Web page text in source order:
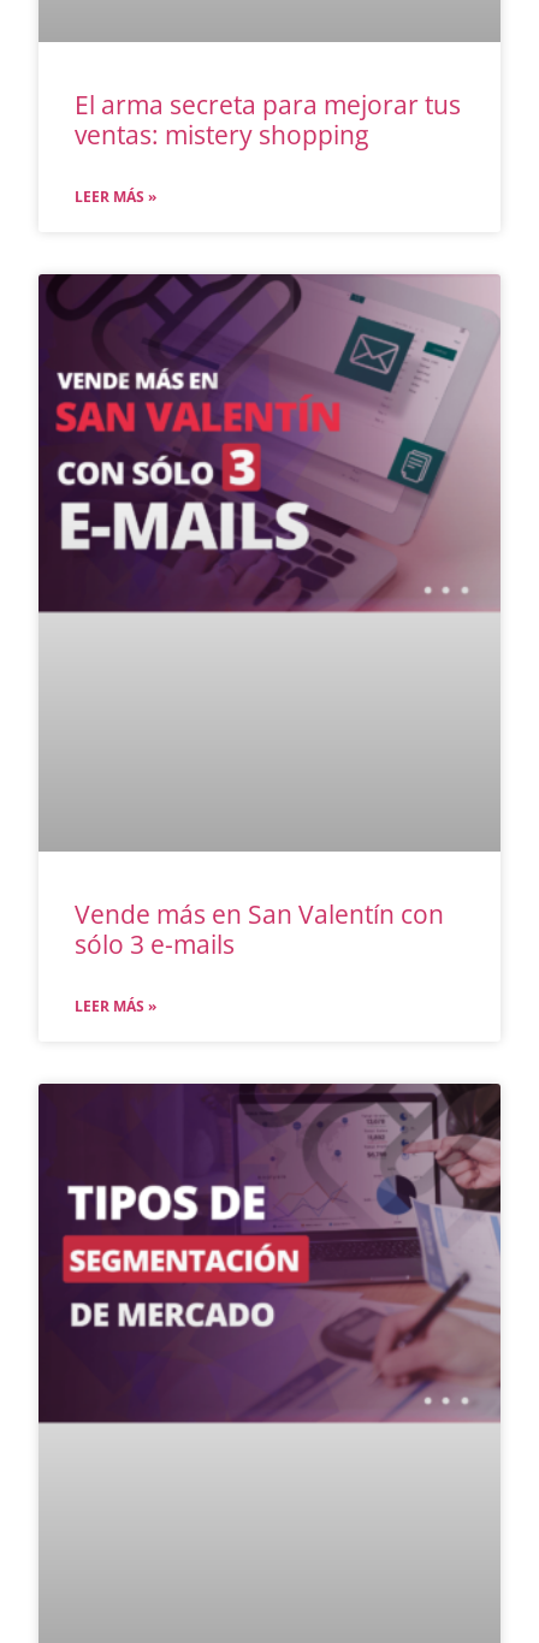
El arma secreta para mejorar tus
ventas: mistery shopping
LEER MÁS »
Vende más en San Valentín con
sólo 3 e-mails
LEER MÁS »